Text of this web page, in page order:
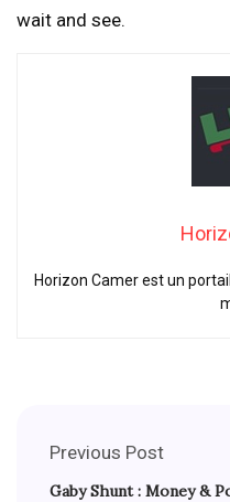
wait and see.
Horizon Camer est un
Previous Post
Gaby Shunt : Money &